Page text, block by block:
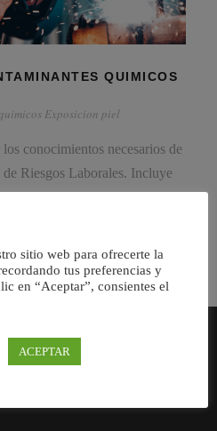
QUIMICOS
Exposicion piel
conocimientos necesarios de
Riesgos Laborales. Incluye
especifico en funcion del […]
sitio web para ofrecerte la
tus preferencias y
en “Aceptar”, consientes el
ACEPTAR